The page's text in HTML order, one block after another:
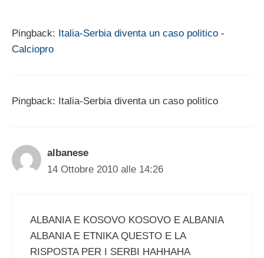
Pingback: Italia-Serbia diventa un caso politico -
Calciopro
Pingback: Italia-Serbia diventa un caso politico
albanese
14 Ottobre 2010 alle 14:26
ALBANIA E KOSOVO KOSOVO E ALBANIA
ALBANIA E ETNIKA QUESTO E LA
RISPOSTA PER I SERBI HAHHAHA